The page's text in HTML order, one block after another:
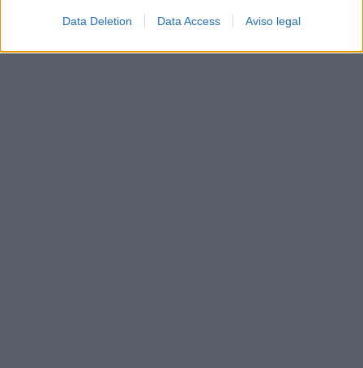
Data Deletion Data Access Aviso legal